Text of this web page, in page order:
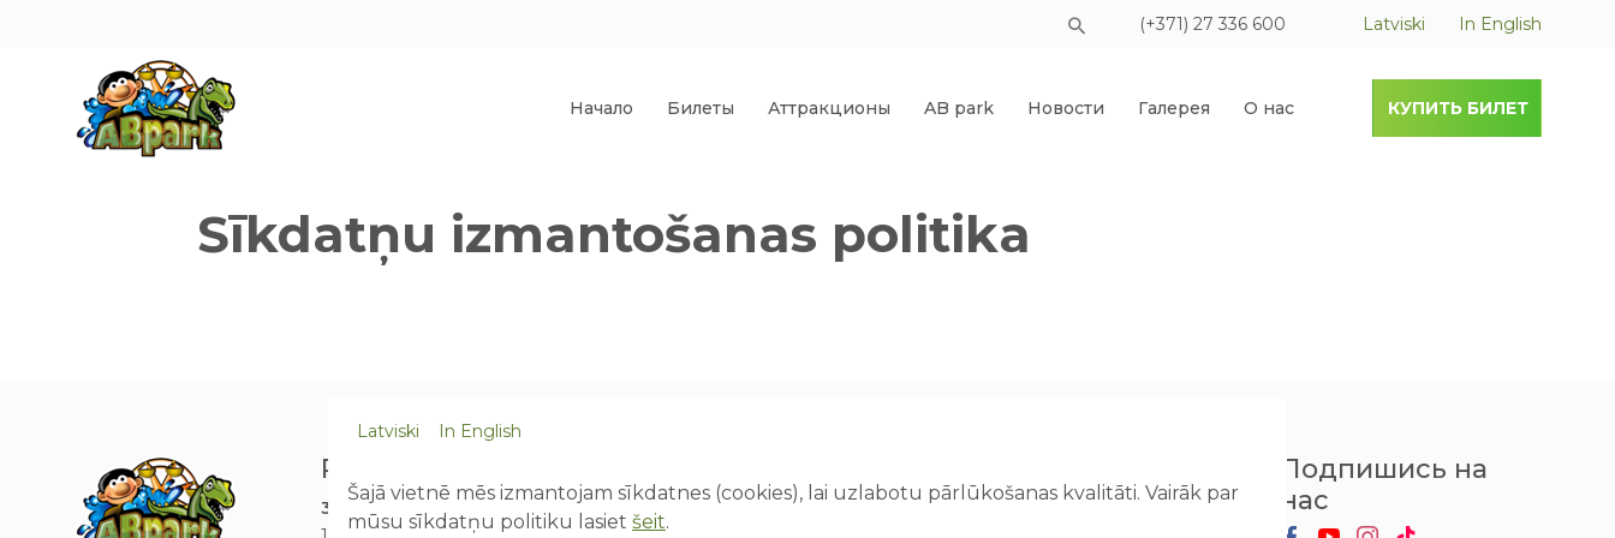
(+371) 27 336 600 Latviski In English
Начало Билеты Аттракционы AB park Новости Галерея О нас КУПИТЬ БИЛЕТ
Sīkdatņu izmantošanas politika
Рабочее время
30.05.26 - 31.08.26
каждый день
Izklaides parks "Avārijas brigāde",
Начало
Подпишись на
нас
Latviski In English
Šajā vietnē mēs izmantojam sīkdatnes (cookies), lai uzlabotu pārlūkošanas kvalitāti. Vairāk par
mūsu sīkdatņu politiku lasiet šeit.